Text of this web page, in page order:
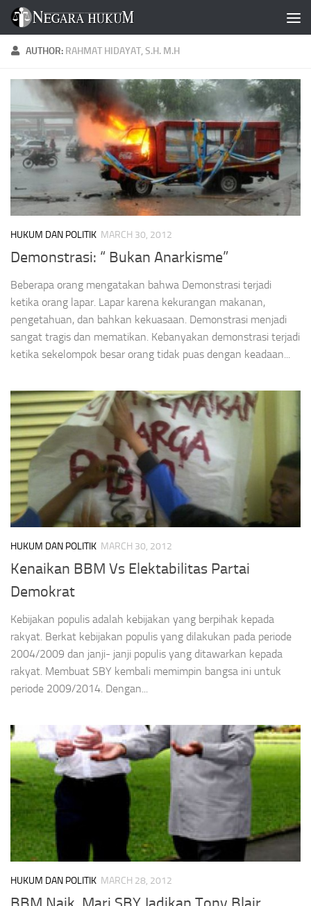
Skip to content
AUTHOR: RAHMAT HIDAYAT, S.H. M.H
HUKUM DAN POLITIK MARCH 30, 2012
Demonstrasi: “ Bukan Anarkisme”
Beberapa orang mengatakan bahwa Demonstrasi terjadi
ketika orang lapar. Lapar karena kekurangan makanan,
pengetahuan, dan bahkan kekuasaan. Demonstrasi menjadi
sangat tragis dan mematikan. Kebanyakan demonstrasi terjadi
ketika sekelompok besar orang tidak puas dengan keadaan...
HUKUM DAN POLITIK MARCH 30, 2012
Kenaikan BBM Vs Elektabilitas Partai
Demokrat
Kebijakan populis adalah kebijakan yang berpihak kepada
rakyat. Berkat kebijakan populis yang dilakukan pada periode
2004/2009 dan janji- janji populis yang ditawarkan kepada
rakyat. Membuat SBY kembali memimpin bangsa ini untuk
periode 2009/2014. Dengan...
HUKUM DAN POLITIK MARCH 28, 2012